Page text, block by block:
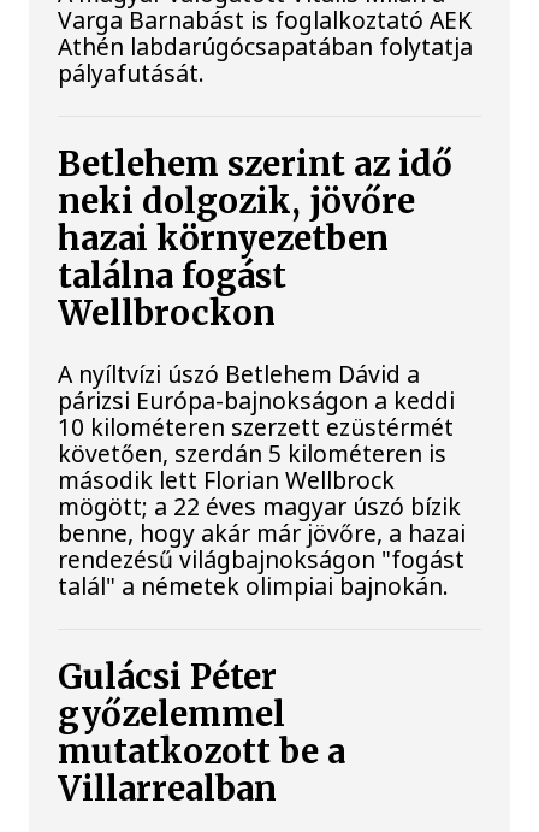
Varga Barnabást is foglalkoztató AEK
Athén labdarúgócsapatában folytatja
pályafutását.
Betlehem szerint az idő
neki dolgozik, jövőre
hazai környezetben
találna fogást
Wellbrockon
A nyíltvízi úszó Betlehem Dávid a
párizsi Európa-bajnokságon a keddi
10 kilométeren szerzett ezüstérmét
követően, szerdán 5 kilométeren is
második lett Florian Wellbrock
mögött; a 22 éves magyar úszó bízik
benne, hogy akár már jövőre, a hazai
rendezésű világbajnokságon "fogást
talál" a németek olimpiai bajnokán.
Gulácsi Péter
győzelemmel
mutatkozott be a
Villarrealban